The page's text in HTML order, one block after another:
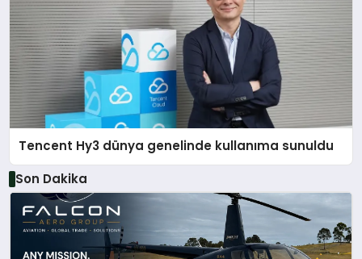
Tencent Hy3 dünya genelinde kullanıma sunuldu
Son Dakika